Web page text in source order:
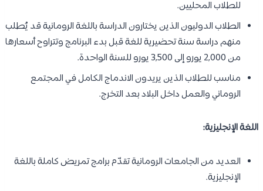
للطلاب المحليين.
الطلاب الدوليون الذين يختارون الدراسة باللغة الرومانية قد يُطلب
منهم دراسة سنة تحضيرية للغة قبل بدء البرنامج وتتراوح أسعارها
من 2,000 يورو إلى 3,500 يورو للسنة الواحدة.
مناسب للطلاب الذين يريدون الاندماج الكامل في المجتمع
الروماني والعمل داخل البلاد بعد التخرج.
اللغة الإنجليزية:
العديد من الجامعات الرومانية تقدّم برامج تمريض كاملة باللغة
الإنجليزية.